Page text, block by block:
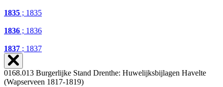
1835 ; 1835
1836 ; 1836
1837 ; 1837
0168.013 Burgerlijke Stand Drenthe: Huwelijksbijlagen Havelte
(Wapserveen 1817-1819)